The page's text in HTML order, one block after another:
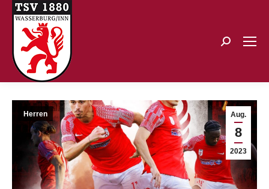
Search:
Aug.
8
2023
Herren